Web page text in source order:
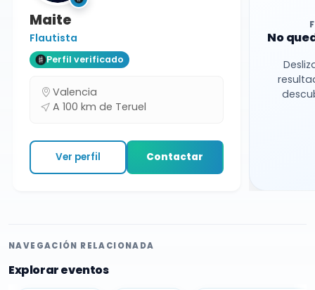
Maite
Flautista
Perfil verificado
Valencia
A 100 km de Teruel
Ver perfil Contactar
No
NAVEGACIÓN RELACIONADA
Explorar eventos